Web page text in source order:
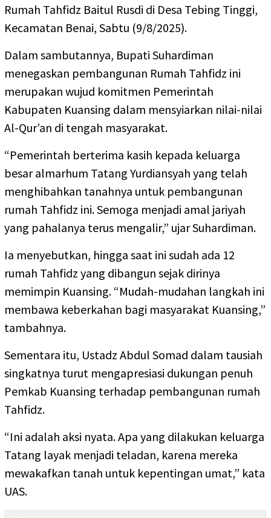
Rumah Tahfidz Baitul Rusdi di Desa Tebing Tinggi,
Kecamatan Benai, Sabtu (9/8/2025).
Dalam sambutannya, Bupati Suhardiman
menegaskan pembangunan Rumah Tahfidz ini
merupakan wujud komitmen Pemerintah
Kabupaten Kuansing dalam mensyiarkan nilai-nilai
Al-Qur’an di tengah masyarakat.
“Pemerintah berterima kasih kepada keluarga
besar almarhum Tatang Yurdiansyah yang telah
menghibahkan tanahnya untuk pembangunan
rumah Tahfidz ini. Semoga menjadi amal jariyah
yang pahalanya terus mengalir,” ujar Suhardiman.
Ia menyebutkan, hingga saat ini sudah ada 12
rumah Tahfidz yang dibangun sejak dirinya
memimpin Kuansing. “Mudah-mudahan langkah ini
membawa keberkahan bagi masyarakat Kuansing,”
tambahnya.
Sementara itu, Ustadz Abdul Somad dalam tausiah
singkatnya turut mengapresiasi dukungan penuh
Pemkab Kuansing terhadap pembangunan rumah
Tahfidz.
“Ini adalah aksi nyata. Apa yang dilakukan keluarga
Tatang layak menjadi teladan, karena mereka
mewakafkan tanah untuk kepentingan umat,” kata
UAS.